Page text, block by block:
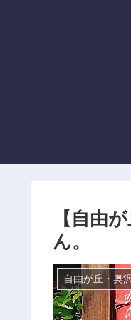
【自由
ん。
自由が丘・奥